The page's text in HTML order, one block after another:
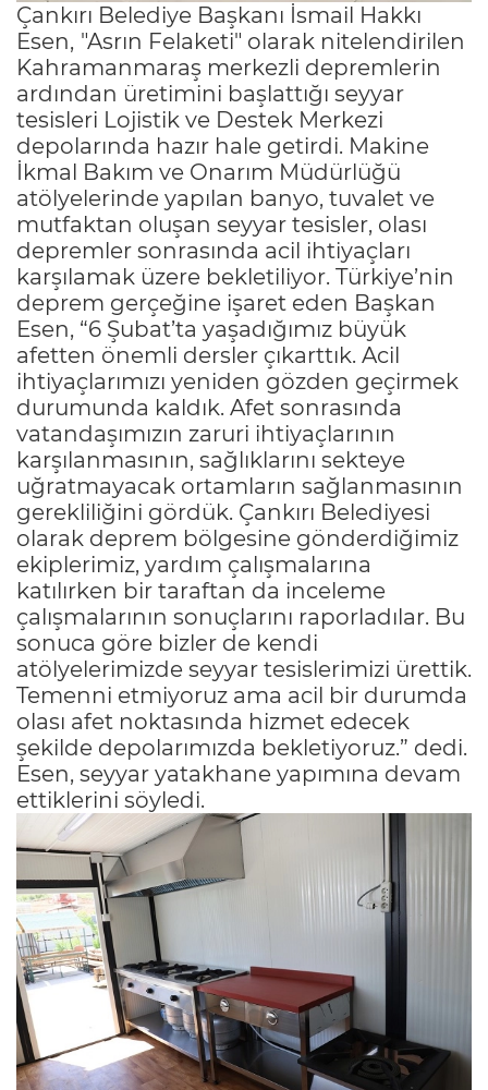
Çankırı Belediye Başkanı İsmail Hakkı
Esen, "Asrın Felaketi" olarak nitelendirilen
Kahramanmaraş merkezli depremlerin
ardından üretimini başlattığı seyyar
tesisleri Lojistik ve Destek Merkezi
depolarında hazır hale getirdi. Makine
İkmal Bakım ve Onarım Müdürlüğü
atölyelerinde yapılan banyo, tuvalet ve
mutfaktan oluşan seyyar tesisler, olası
depremler sonrasında acil ihtiyaçları
karşılamak üzere bekletiliyor. Türkiye’nin
deprem gerçeğine işaret eden Başkan
Esen, “6 Şubat’ta yaşadığımız büyük
afetten önemli dersler çıkarttık. Acil
ihtiyaçlarımızı yeniden gözden geçirmek
durumunda kaldık. Afet sonrasında
vatandaşımızın zaruri ihtiyaçlarının
karşılanmasının, sağlıklarını sekteye
uğratmayacak ortamların sağlanmasının
gerekliliğini gördük. Çankırı Belediyesi
olarak deprem bölgesine gönderdiğimiz
ekiplerimiz, yardım çalışmalarına
katılırken bir taraftan da inceleme
çalışmalarının sonuçlarını raporladılar. Bu
sonuca göre bizler de kendi
atölyelerimizde seyyar tesislerimizi ürettik.
Temenni etmiyoruz ama acil bir durumda
olası afet noktasında hizmet edecek
şekilde depolarımızda bekletiyoruz.” dedi.
Esen, seyyar yatakhane yapımına devam
ettiklerini söyledi.